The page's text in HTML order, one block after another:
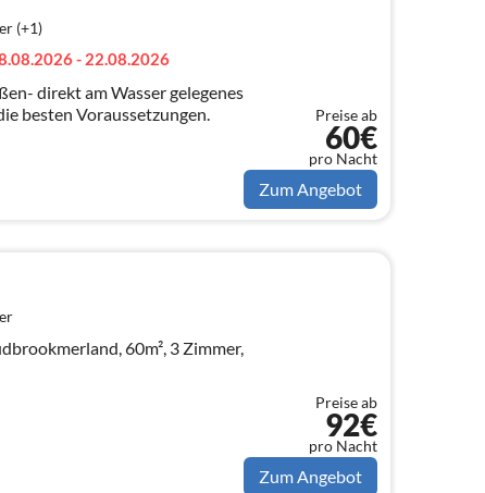
(+1)
- 22.08.2026
direkt am Wasser gelegenes
besten Voraussetzungen.
Preise ab
60€
pro Nacht
Zum Angebot
60m², 3 Zimmer,
Preise ab
92€
pro Nacht
Zum Angebot